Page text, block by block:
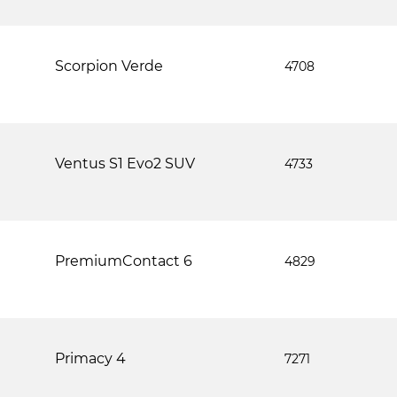
Scorpion Verde 4708
Ventus S1 Evo2 SUV 4733
PremiumContact 6 4829
Primacy 4 7271